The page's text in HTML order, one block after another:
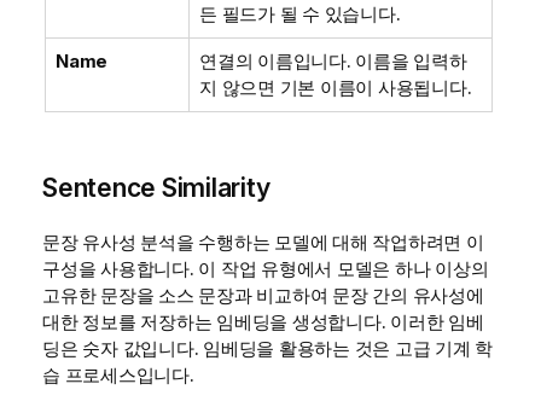
든 필드가 될 수 있습니다.
Name
연결의 이름입니다. 이름을 입력하
지 않으면 기본 이름이 사용됩니다.
Sentence Similarity
문장 유사성 분석을 수행하는 모델에 대해 작업하려면 이
구성을 사용합니다. 이 작업 유형에서 모델은 하나 이상의
고유한 문장을 소스 문장과 비교하여 문장 간의 유사성에
대한 정보를 저장하는 임베딩을 생성합니다. 이러한 임베
딩은 숫자 값입니다. 임베딩을 활용하는 것은 고급 기계 학
습 프로세스입니다.